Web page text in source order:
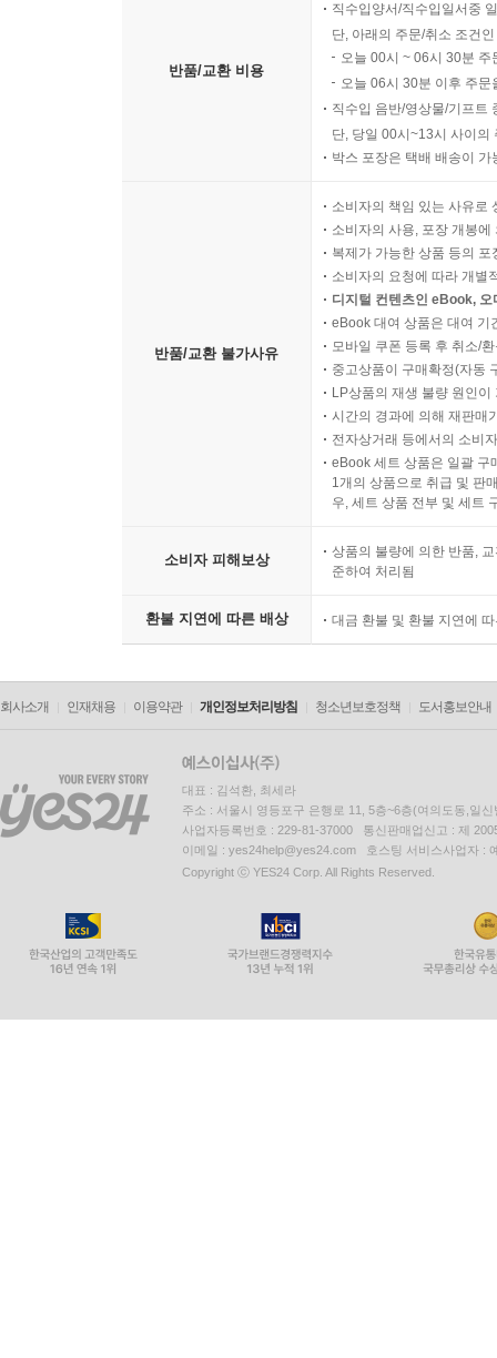
반품/교환 비용
직수입양서/직수입일서중
단, 아래의 주문/취소 조건
오늘 00시 ~ 06시 30분
오늘 06시 30분 이후 주
직수입 음반/영상물/기프트
단, 당일 00시~13시 사이의
박스 포장은 택배 배송이
반품/교환 불가사유
소비자의 책임 있는 사유로
소비자의 사용, 포장 개봉
복제가 가능한 상품 등의
소비자의 요청에 따라 개별
디지털 컨텐츠인 eBook,
eBook 대여 상품은 대여 기
모바일 쿠폰 등록 후 취소/
중고상품이 구매확정(자동
LP상품의 재생 불량 원인
시간의 경과에 의해 재판매
전자상거래 등에서의 소비
eBook 세트 상품은 일괄 구
1개의 상품으로 취급 및 판
우, 세트 상품 전부 및 세트
소비자 피해보상
상품의 불량에 의한 반품,
준하여 처리됨
환불 지연에 따른 배상 대금 환불 및 환불 지연에
회사소개 인재채용 이용약관 개인정보처리방침 청소년보호정책 도서홍보안내
대표 : 김석환, 최세라
주소 : 서울시 영등포구 은행로 11, 5층~6층(여의도동,일신
사업자등록번호 : 229-81-37000 통신판매업신고 : 제
이메일 : yes24help@yes24.com 호스팅 서비스사업자 :
Copyright ⓒ YES24 Corp. All Rights Reserved.